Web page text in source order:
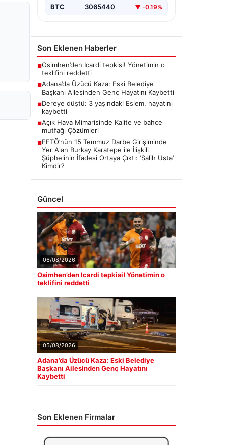
BTC 3065440 ▼ -0.19%
Son Eklenen Haberler
■Osimhen’den Icardi tepkisi! Yönetimin o
teklifini reddetti
■Adana’da Üzücü Kaza: Eski Belediye
Başkanı Ailesinden Genç Hayatını Kaybetti
■Dereye düştü: 3 yaşındaki Eslem, hayatını
kaybetti
■Açık Hava Mimarisinde Kalite ve bahçe
mutfağı Çözümleri
■FETÖ’nün 15 Temmuz Darbe Girişiminde
Yer Alan Burkay Karatepe ile İlişkili
Şüphelinin İfadesi Ortaya Çıktı: ‘Salih Usta’
Kimdir?
Güncel
06/08/2026
Osimhen’den Icardi tepkisi! Yönetimin o
teklifini reddetti
05/08/2026
Adana’da Üzücü Kaza: Eski Belediye
Başkanı Ailesinden Genç Hayatını
Kaybetti
Son Eklenen Firmalar